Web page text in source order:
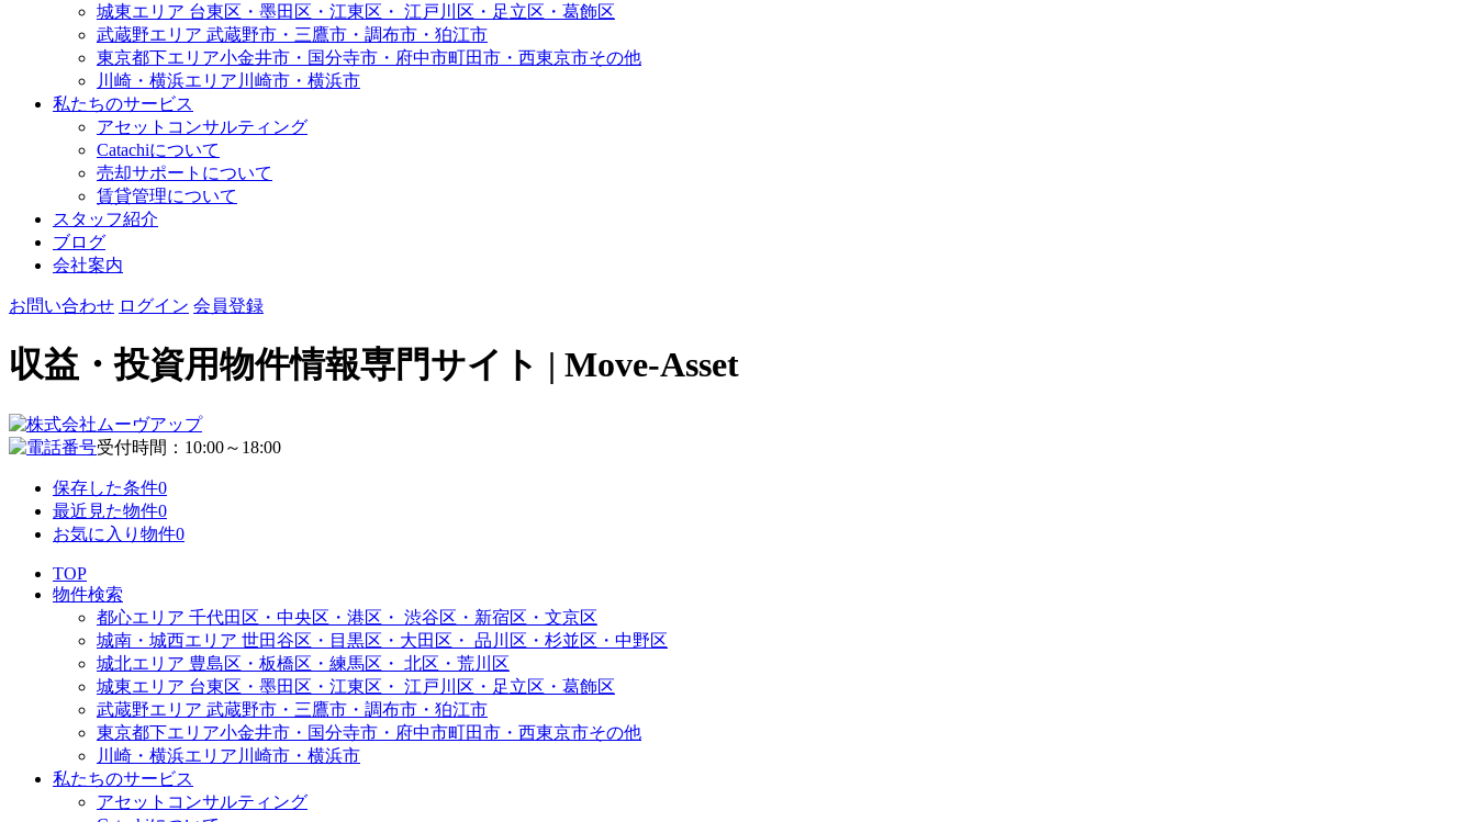
城東エリア 台東区・墨田区・江東区・ 江戸川区・足立区・葛飾区
武蔵野エリア 武蔵野市・三鷹市・調布市・ 狛江市
東京都下エリア小金井市・国分寺市・府中市町田市・西東京市その他
川崎・横浜エリア 川崎市・横浜市
私たちのサービス
アセットコンサルティング
Catachiについて
売却サポートについて
賃貸管理について
スタッフ紹介
ブログ
会社案内
お問い合わせ ログイン 会員登録
収益・投資用物件情報専門サイト | Move-Asset
受付時間：10:00～18:00
保存した条件0
最近見た物件0
お気に入り物件0
TOP
物件検索
都心エリア 千代田区・中央区・港区・ 渋谷区・新宿区・文京区
城南・城西エリア 世田谷区・目黒区・大田区・ 品川区・杉並区・中野区
城北エリア 豊島区・板橋区・練馬区・ 北区・荒川区
城東エリア 台東区・墨田区・江東区・ 江戸川区・足立区・葛飾区
武蔵野エリア 武蔵野市・三鷹市・調布市・ 狛江市
東京都下エリア小金井市・国分寺市・府中市町田市・西東京市その他
川崎・横浜エリア 川崎市・横浜市
私たちのサービス
アセットコンサルティング